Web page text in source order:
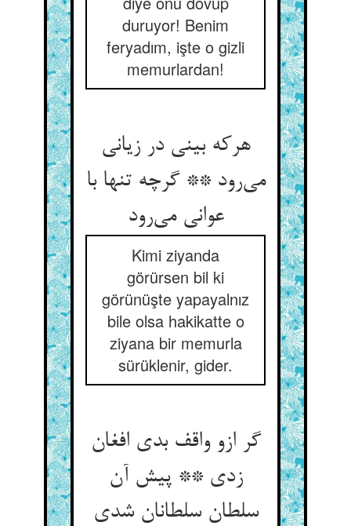
duruyor! Benim
feryadım, işte o gizli
memurlardan!
هرکه بینی در زیانی
می‌رود ** گرچه تنها با
عوانی می‌رود
Kimi ziyanda
görürsen bil ki
görünüşte yapayalnız
bile olsa hakikatte o
ziyana bir memurla
sürüklenir, gider.
گر ازو واقف بدی افغان
زدی ** پیش آن
سلطان سلطانان شدی